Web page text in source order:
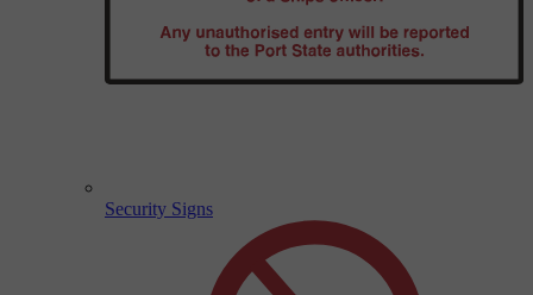
Security Signs